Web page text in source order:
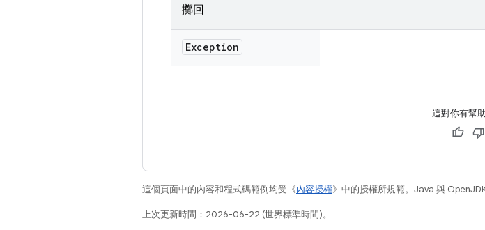
擲回
Exception
這對你有幫
這個頁面中的內容和程式碼範例均受《內容授權》中的授權所規範。Java 與
上次更新時間：2026-06-22 (世界標準時間)。